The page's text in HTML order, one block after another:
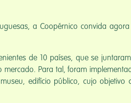
a Coopérnico convida
de 10 países, que se
Para tal, foram
edifício público, cujo